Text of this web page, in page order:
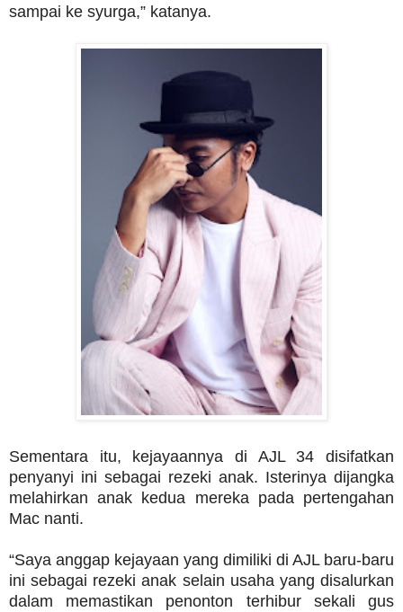
sampai ke syurga,” katanya.
Sementara itu, kejayaannya di AJL 34 disifatkan
penyanyi ini sebagai rezeki anak. Isterinya dijangka
melahirkan anak kedua mereka pada pertengahan
Mac nanti.
“Saya anggap kejayaan yang dimiliki di AJL baru-baru
ini sebagai rezeki anak selain usaha yang disalurkan
dalam memastikan penonton terhibur sekali gus